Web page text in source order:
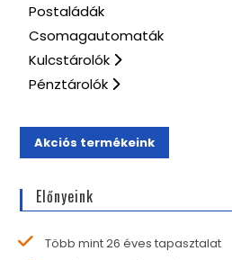
Postaládák
Csomagautomaták
Kulcstárolók
Pénztárolók
Akciós termékeink
Előnyeink
Több mint 26 éves tapasztalat